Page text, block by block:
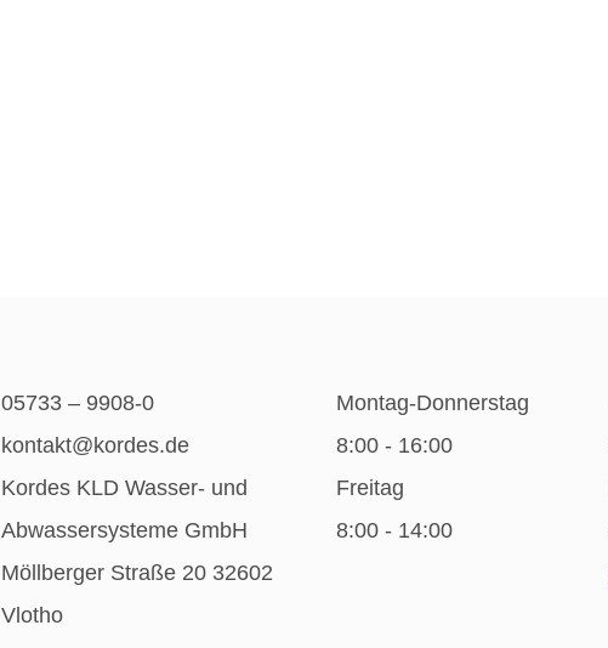
05733 – 9908-0
kontakt@kordes.de
Kordes KLD Wasser- und
Abwassersysteme GmbH
Möllberger Straße 20 32602
Vlotho
Montag-Donnerstag
8:00 - 16:00
Freitag
8:00 - 14:00